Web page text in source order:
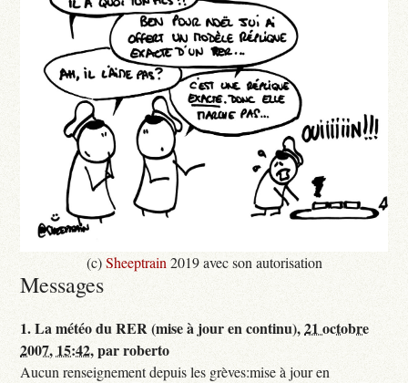
(c)Sheeptrain 2019 avec son autorisation
Messages
1.La météo du RER (mise à jour en continu),21 octobre
2007, 15:42,parroberto
Aucun renseignement depuis les grèves:mise à jour en